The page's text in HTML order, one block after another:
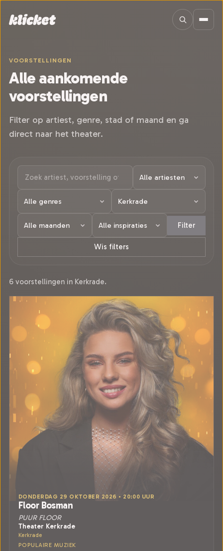
VOORSTELLINGEN
Alle aankomende
voorstellingen
Filter op artiest, genre, stad of maand en ga
direct naar het theater.
Filter
Wis filters
6 voorstellingen in Kerkrade.
DONDERDAG 29 OKTOBER 2026 • 20:00 UUR
Floor Bosman
PUUR FLOOR
Theater Kerkrade
Kerkrade
POPULAIRE MUZIEK